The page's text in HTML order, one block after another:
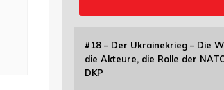
#18 – Der Ukrainekrieg – Die
die Akteure, die Rolle der
DKP